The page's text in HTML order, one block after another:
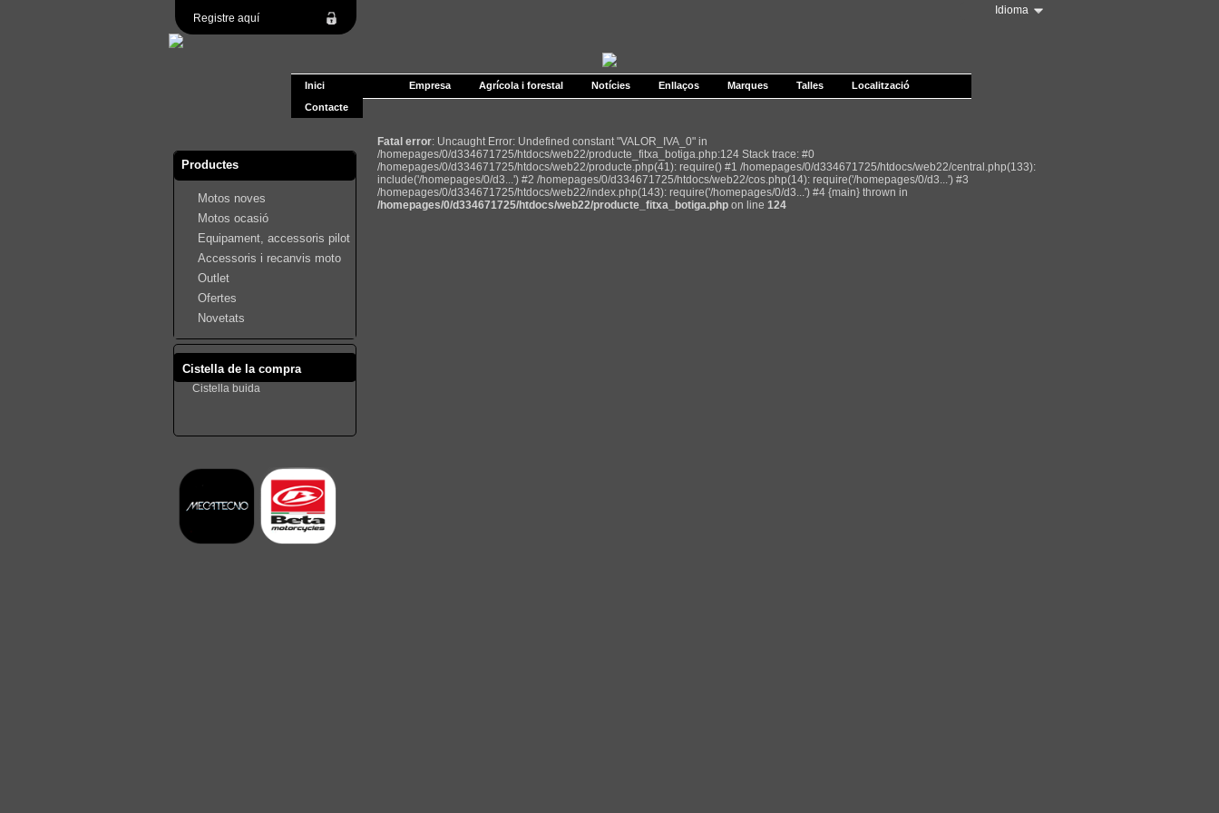
Registre aquí
Idioma
Inici Empresa Agrícola i forestal Notícies Enllaços Marques Talles
Localització
Contacte
Productes
Motos noves
Motos ocasió
Equipament, accessoris pilot
Accessoris i recanvis moto
Outlet
Ofertes
Novetats
Cistella de la compra
Cistella buida
Fatal error: Uncaught Error: Undefined constant "VALOR_IVA_0" in
/homepages/0/d334671725/htdocs/web22/producte_fitxa_botiga.php:124 Stack trace: #0
/homepages/0/d334671725/htdocs/web22/producte.php(41): require() #1 /homepages/0/d334671725/htdocs/web22/central.php(133):
include('/homepages/0/d3...') #2 /homepages/0/d334671725/htdocs/web22/cos.php(14): require('/homepages/0/d3...') #3
/homepages/0/d334671725/htdocs/web22/index.php(143): require('/homepages/0/d3...') #4 {main} thrown in
/homepages/0/d334671725/htdocs/web22/producte_fitxa_botiga.php on line 124